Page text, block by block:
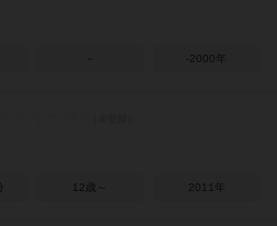
-2000年
12歳～ 2011年